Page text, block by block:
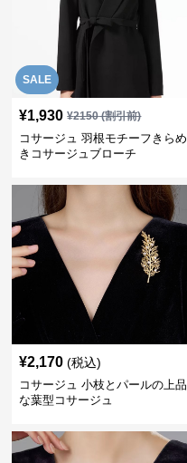
SALE
¥1,930 ¥2150(割引前)
コサージュ 羽根モチーフきらめ
きコサージュブローチ
¥2,170 (税込)
コサージュ 小枝とパールの上品
な葉型コサージュ